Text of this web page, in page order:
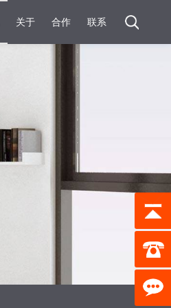
关于 合作 联系